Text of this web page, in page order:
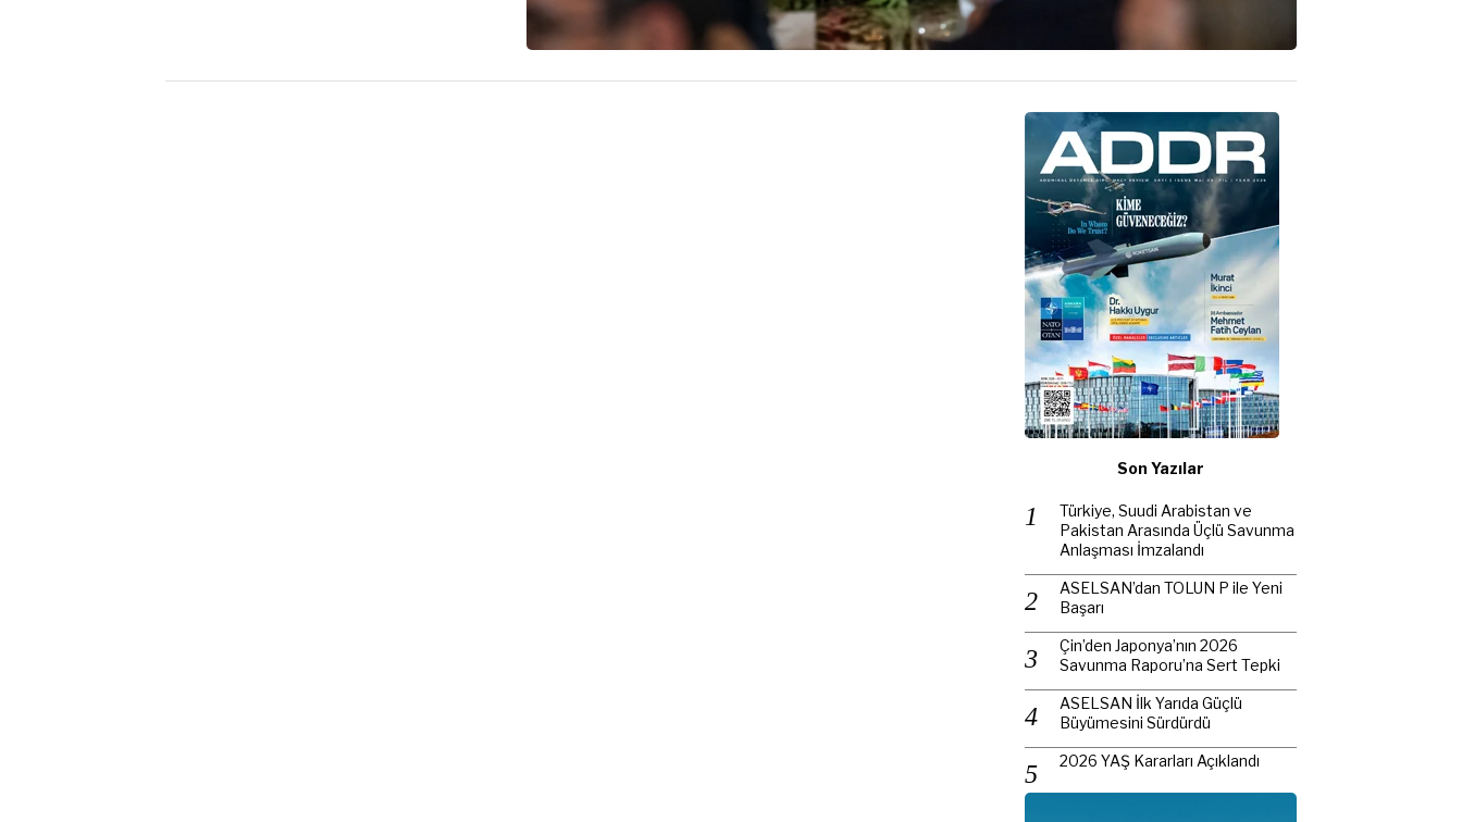
Son Yazılar
Türkiye, Suudi Arabistan ve
Pakistan Arasında Üçlü Savunma
Anlaşması İmzalandı
ASELSAN’dan TOLUN P ile Yeni
Başarı
Çin’den Japonya’nın 2026
Savunma Raporu’na Sert Tepki
ASELSAN İlk Yarıda Güçlü
Büyümesini Sürdürdü
2026 YAŞ Kararları Açıklandı